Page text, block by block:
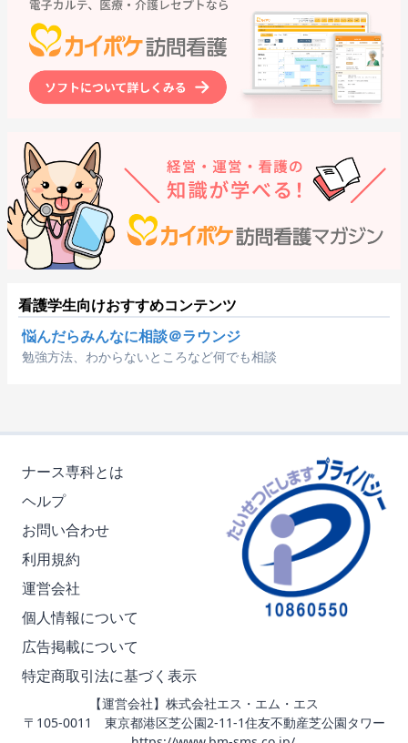
看護学生向けおすすめコンテンツ
悩んだらみんなに相談＠ラウンジ
勉強方法、わからないところなど何でも相談
ナース専科とは
ヘルプ
お問い合わせ
利用規約
運営会社
個人情報について
広告掲載について
特定商取引法に基づく表示
【運営会社】株式会社エス・エム・エス
〒105-0011 東京都港区芝公園2-11-1住友不動産芝公園タワー